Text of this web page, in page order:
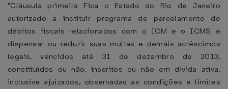
"Cláusula primeira Fica o Estado do Rio de Janeiro
autorizado a instituir programa de parcelamento de
débitos fiscais relacionados com o ICM e o ICMS e
dispensar ou reduzir suas multas e demais acréscimos
legais, vencidos até 31 de dezembro de 2013,
constituídos ou não, inscritos ou não em dívida ativa,
inclusive ajuizados, observadas as condições e limites